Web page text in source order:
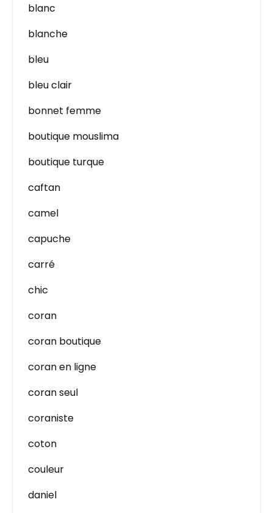
blanc
blanche
bleu
bleu clair
bonnet femme
boutique mouslima
boutique turque
caftan
camel
capuche
carré
chic
coran
coran boutique
coran en ligne
coran seul
coraniste
coton
couleur
daniel